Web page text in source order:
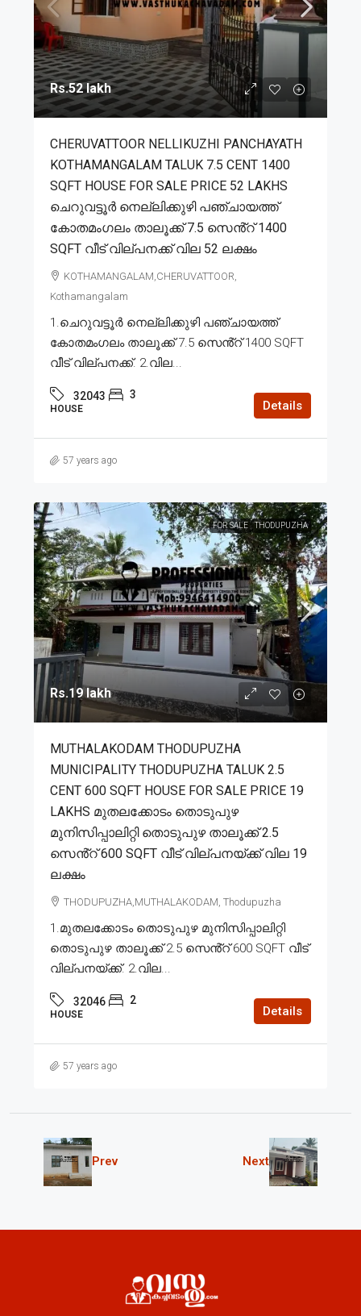
Rs.52 lakh
CHERUVATTOOR NELLIKUZHI PANCHAYATH
KOTHAMANGALAM TALUK 7.5 CENT 1400
SQFT HOUSE FOR SALE PRICE 52 LAKHS
ചെറുവട്ടൂർ നെല്ലിക്കുഴി പഞ്ചായത്ത്
കോതമംഗലം താലൂക്ക് 7.5 സെൻ്റ് 1400
SQFT വീട് വില്പനക്ക് വില 52 ലക്ഷം
KOTHAMANGALAM,CHERUVATTOOR,
Kothamangalam
1.ചെറുവട്ടൂർ നെല്ലിക്കുഴി പഞ്ചായത്ത്
കോതമംഗലം താലൂക്ക് 7.5 സെൻ്റ് 1400 SQFT
വീട് വില്പനക്ക്. 2.വില...
32043 3
HOUSE Details
57 years ago
FOR SALE THODUPUZHA
Rs.19 lakh
MUTHALAKODAM THODUPUZHA
MUNICIPALITY THODUPUZHA TALUK 2.5
CENT 600 SQFT HOUSE FOR SALE PRICE 19
LAKHS മുതലക്കോടം തൊടുപുഴ
മുനിസിപ്പാലിറ്റി തൊടുപുഴ താലൂക്ക് 2.5
സെൻ്റ് 600 SQFT വീട് വില്പനയ്ക്ക് വില 19
ലക്ഷം
THODUPUZHA,MUTHALAKODAM, Thodupuzha
1.മുതലക്കോടം തൊടുപുഴ മുനിസിപ്പാലിറ്റി
തൊടുപുഴ താലൂക്ക് 2.5 സെൻ്റ് 600 SQFT വീട്
വില്പനയ്ക്ക്. 2.വില...
32046 2
HOUSE Details
57 years ago
Prev Next